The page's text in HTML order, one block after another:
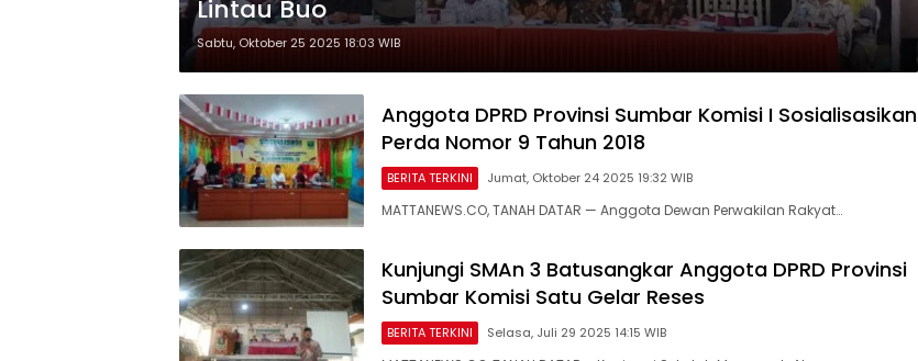
Lintau Buo
Sabtu, Oktober 25 2025 18:03 WIB
Anggota DPRD Provinsi Sumbar Komisi I Sosialisasikan
Perda Nomor 9 Tahun 2018
BERITA TERKINI Jumat, Oktober 24 2025 19:32 WIB
MATTANEWS.CO, TANAH DATAR — Anggota Dewan Perwakilan Rakyat…
Kunjungi SMAn 3 Batusangkar Anggota DPRD Provinsi
Sumbar Komisi Satu Gelar Reses
BERITA TERKINI Selasa, Juli 29 2025 14:15 WIB